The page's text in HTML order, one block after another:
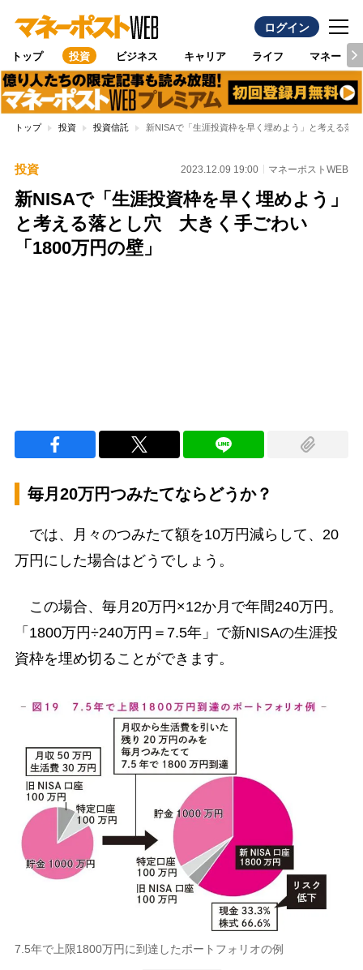
ログイン
トップ 投資 ビジネス キャリア ライフ マネー
トップ 投資 投資信託 新NISAで「生涯投資枠を早く埋めよう」と考える落
投資 2023.12.09 19:00 マネーポストWEB
新NISAで「生涯投資枠を早く埋めよう」
と考える落とし穴 大きく手ごわい
「1800万円の壁」
毎月20万円つみたてならどうか？
では、月々のつみたて額を10万円減らして、20
万円にした場合はどうでしょう。
この場合、毎月20万円×12か月で年間240万円。
「1800万円÷240万円＝7.5年」で新NISAの生涯投
資枠を埋め切ることができます。
7.5年で上限1800万円に到達したポートフォリオの例